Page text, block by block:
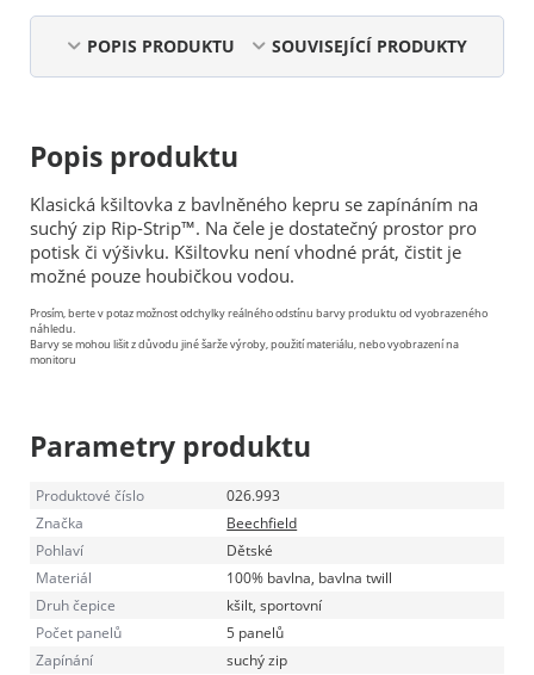
POPIS PRODUKTU SOUVISEJÍCÍ PRODUKTY
Popis produktu
Klasická kšiltovka z bavlněného kepru se zapínáním na
suchý zip Rip-Strip™. Na čele je dostatečný prostor pro
potisk či výšivku. Kšiltovku není vhodné prát, čistit je
možné pouze houbičkou vodou.
Prosím, berte v potaz možnost odchylky reálného odstínu barvy produktu od vyobrazeného
náhledu.
Barvy se mohou lišit z důvodu jiné šarže výroby, použití materiálu, nebo vyobrazení na
monitoru
Parametry produktu
Produktové číslo
026.993
Značka
Beechfield
Pohlaví
Dětské
Materiál
100% bavlna, bavlna twill
Druh čepice
kšilt, sportovní
Počet panelů
5 panelů
Zapínání
suchý zip